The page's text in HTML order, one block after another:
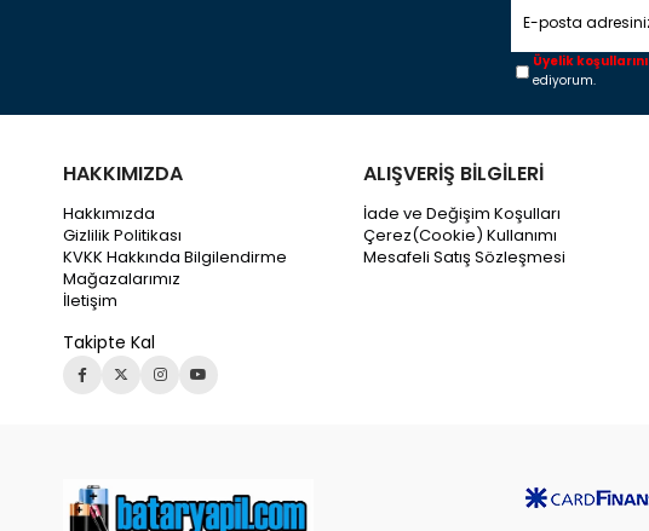
Üyelik koşullarını
ediyorum.
HAKKIMIZDA
Hakkımızda
Gizlilik Politikası
KVKK Hakkında Bilgilendirme
Mağazalarımız
İletişim
Takipte Kal
ALIŞVERİŞ BİLGİLERİ
İade ve Değişim Koşulları
Çerez(Cookie) Kullanımı
Mesafeli Satış Sözleşmesi